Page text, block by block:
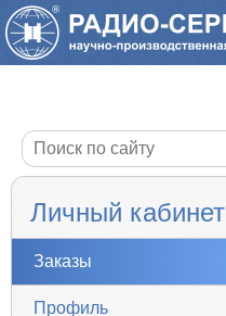
Личный кабинет
Заказы
Профиль